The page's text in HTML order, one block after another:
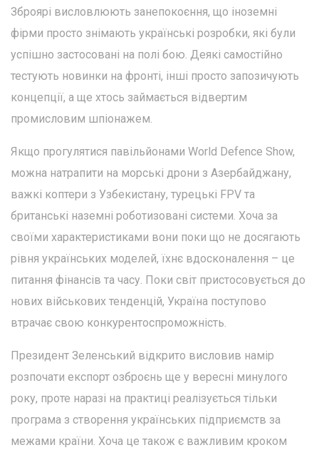
Зброярі висловлюють занепокоєння, що іноземні
фірми просто знімають українські розробки, які були
успішно застосовані на полі бою. Деякі самостійно
тестують новинки на фронті, інші просто запозичують
концепції, а ще хтось займається відвертим
промисловим шпіонажем.
Якщо прогулятися павільйонами World Defence Show,
можна натрапити на морські дрони з Азербайджану,
важкі коптери з Узбекистану, турецькі FPV та
британські наземні роботизовані системи. Хоча за
своїми характеристиками вони поки що не досягають
рівня українських моделей, їхнє вдосконалення – це
питання фінансів та часу. Поки світ пристосовується до
нових військових тенденцій, Україна поступово
втрачає свою конкурентоспроможність.
Президент Зеленський відкрито висловив намір
розпочати експорт озброєнь ще у вересні минулого
року, проте наразі на практиці реалізується тільки
програма з створення українських підприємств за
межами країни. Хоча це також є важливим кроком